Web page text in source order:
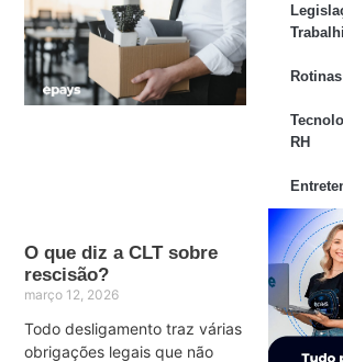
O que diz a CLT sobre
rescisão?
março 12, 2026
Todo desligamento traz várias
obrigações legais que não
RH